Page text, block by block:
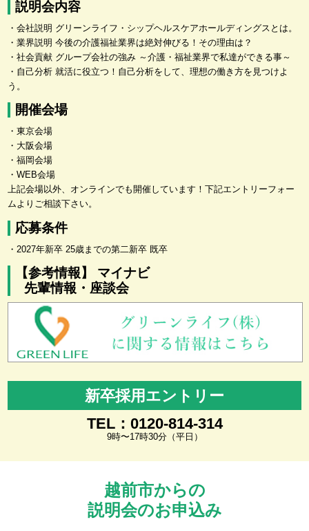
説明会内容
・会社説明 グリーンライフ・シップヘルスケアホールディングスとは。
・業界説明 今後の介護福祉業界は絶対伸びる！その理由は？
・社会貢献 グループ会社の強み ～介護・福祉業界で私達ができる事～
・自己分析 就活に役立つ！自己分析をして、理想の働き方を見つけよ
う。
開催会場
・東京会場
・大阪会場
・福岡会場
・WEB会場
上記会場以外、オンラインでも開催しています！下記エントリーフォー
ムよりご相談下さい。
応募条件
・2027年新卒 25歳までの第二新卒 既卒
【参考情報】 マイナビ
先輩情報・座談会
新卒採用エントリー
TEL：0120-814-314
9時〜17時30分（平日）
越前市からの
説明会のお申込み